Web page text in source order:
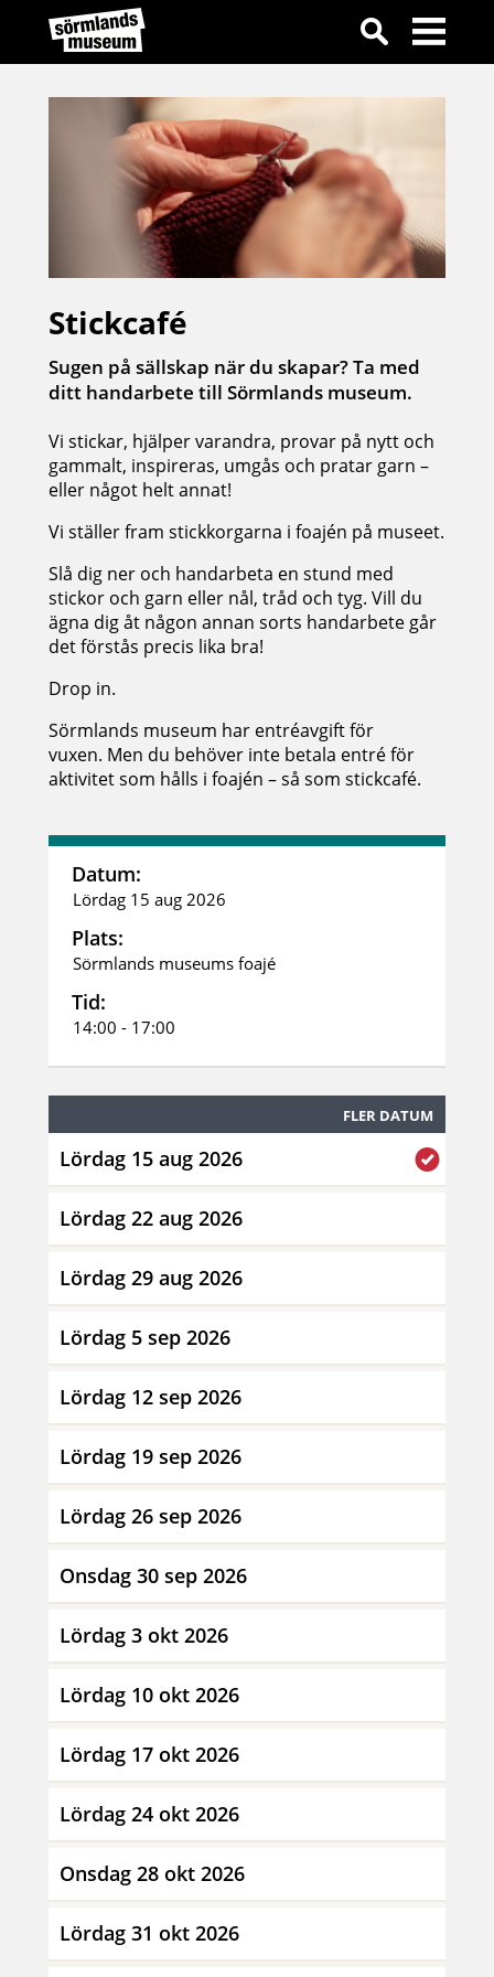
Stickcafé
Sugen på sällskap när du skapar? Ta med
ditt handarbete till Sörmlands museum.
Vi stickar, hjälper varandra, provar på nytt och
gammalt, inspireras, umgås och pratar garn –
eller något helt annat!
Vi ställer fram stickkorgarna i foajén på museet.
Slå dig ner och handarbeta en stund med
stickor och garn eller nål, tråd och tyg. Vill du
ägna dig åt någon annan sorts handarbete går
det förstås precis lika bra!
Drop in.
Sörmlands museum har entréavgift för
vuxen. Men du behöver inte betala entré för
aktivitet som hålls i foajén – så som stickcafé.
Datum:
Lördag 15 aug 2026
Plats:
Sörmlands museums foajé
Tid:
14:00 - 17:00
FLER DATUM
Lördag 15 aug 2026
Lördag 22 aug 2026
Lördag 29 aug 2026
Lördag 5 sep 2026
Lördag 12 sep 2026
Lördag 19 sep 2026
Lördag 26 sep 2026
Onsdag 30 sep 2026
Lördag 3 okt 2026
Lördag 10 okt 2026
Lördag 17 okt 2026
Lördag 24 okt 2026
Onsdag 28 okt 2026
Lördag 31 okt 2026